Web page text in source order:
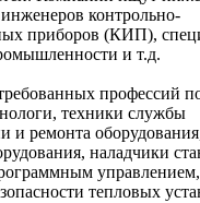
контрольно-
приборов (КИП),
и т.д.
профессий
техники службы
и ремонта
наладчики
тепловых